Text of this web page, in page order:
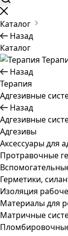
Каталог
Назад
Каталог
Назад
Терапия
Адгезивные
Назад
Адгезивные
Адгезивы
Аксессуары для
Протравочные
Герметики,
Изоляция
Материалы для
Матричные